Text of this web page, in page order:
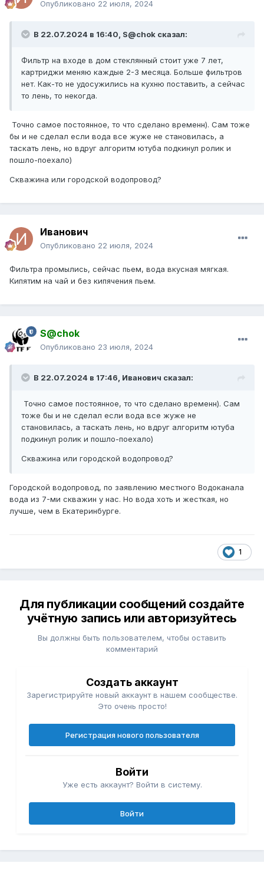
Опубликовано 22 июля, 2024
В 22.07.2024 в 16:40, S@chok сказал:
Фильтр на входе в дом стеклянный стоит уже 7 лет,
картриджи меняю каждые 2-3 месяца. Больше фильтров
нет. Как-то не удосужились на кухню поставить, а сейчас
то лень, то некогда.
Точно самое постоянное, то что сделано временн). Сам тоже
бы и не сделал если вода все жуже не становилась, а
таскать лень, но вдруг алгоритм ютуба подкинул ролик и
пошло-поехало)
Скважина или городской водопровод?
Иванович
Опубликовано 22 июля, 2024
Фильтра промылись, сейчас пьем, вода вкусная мягкая.
Кипятим на чай и без кипячения пьем.
S@chok
Опубликовано 23 июля, 2024
В 22.07.2024 в 17:46, Иванович сказал:
Точно самое постоянное, то что сделано временн). Сам
тоже бы и не сделал если вода все жуже не
становилась, а таскать лень, но вдруг алгоритм ютуба
подкинул ролик и пошло-поехало)
Скважина или городской водопровод?
Городской водопровод, по заявлению местного Водоканала
вода из 7-ми скважин у нас. Но вода хоть и жесткая, но
лучше, чем в Екатеринбурге.
1
Для публикации сообщений создайте
учётную запись или авторизуйтесь
Вы должны быть пользователем, чтобы оставить
комментарий
Создать аккаунт
Зарегистрируйте новый аккаунт в нашем сообществе.
Это очень просто!
Регистрация нового пользователя
Войти
Уже есть аккаунт? Войти в систему.
Войти